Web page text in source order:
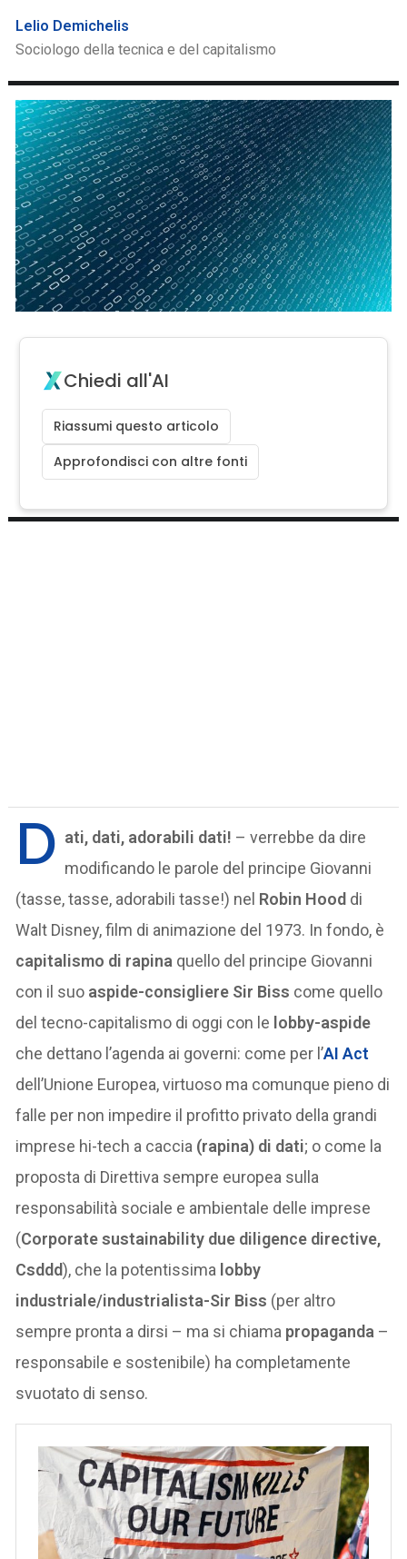
Lelio Demichelis
Sociologo della tecnica e del capitalismo
Chiedi all'AI
Riassumi questo articolo
Approfondisci con altre fonti
D ati, dati, adorabili dati! – verrebbe da dire
modificando le parole del principe Giovanni
(tasse, tasse, adorabili tasse!) nel Robin Hood di
Walt Disney, film di animazione del 1973. In fondo, è
capitalismo di rapina quello del principe Giovanni
con il suo aspide-consigliere Sir Biss come quello
del tecno-capitalismo di oggi con le lobby-aspide
che dettano l’agenda ai governi: come per l’AI Act
dell’Unione Europea, virtuoso ma comunque pieno di
falle per non impedire il profitto privato della grandi
imprese hi-tech a caccia (rapina) di dati; o come la
proposta di Direttiva sempre europea sulla
responsabilità sociale e ambientale delle imprese
(Corporate sustainability due diligence directive,
Csddd), che la potentissima lobby
industriale/industrialista-Sir Biss (per altro
sempre pronta a dirsi – ma si chiama propaganda –
responsabile e sostenibile) ha completamente
svuotato di senso.